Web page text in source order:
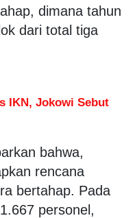
dimana tahun
dari total tiga
IKN, Jokowi Sebut
bahwa,
rencana
bertahap. Pada
personel,